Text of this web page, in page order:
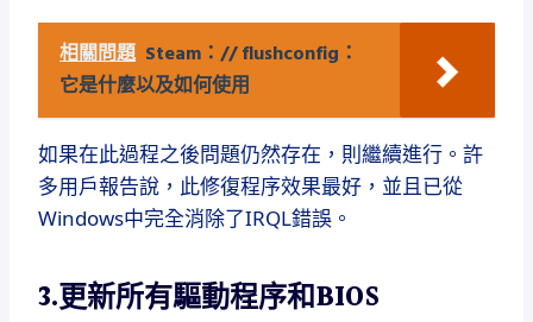
相關問題 Steam：// flushconfig：
它是什麼以及如何使用
如果在此過程之後問題仍然存在，則繼續進行。 許
多用戶報告說，此修復程序效果最好，並且已從
Windows中完全消除了IRQL錯誤。
3.更新所有驅動程序和BIOS